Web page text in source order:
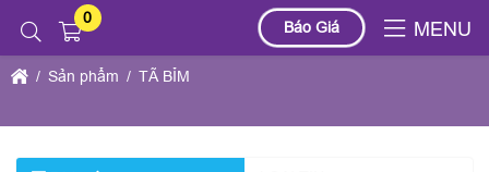
0
Báo Giá MENU
TÃ BỈM
Sản phẩm TÃ BỈM